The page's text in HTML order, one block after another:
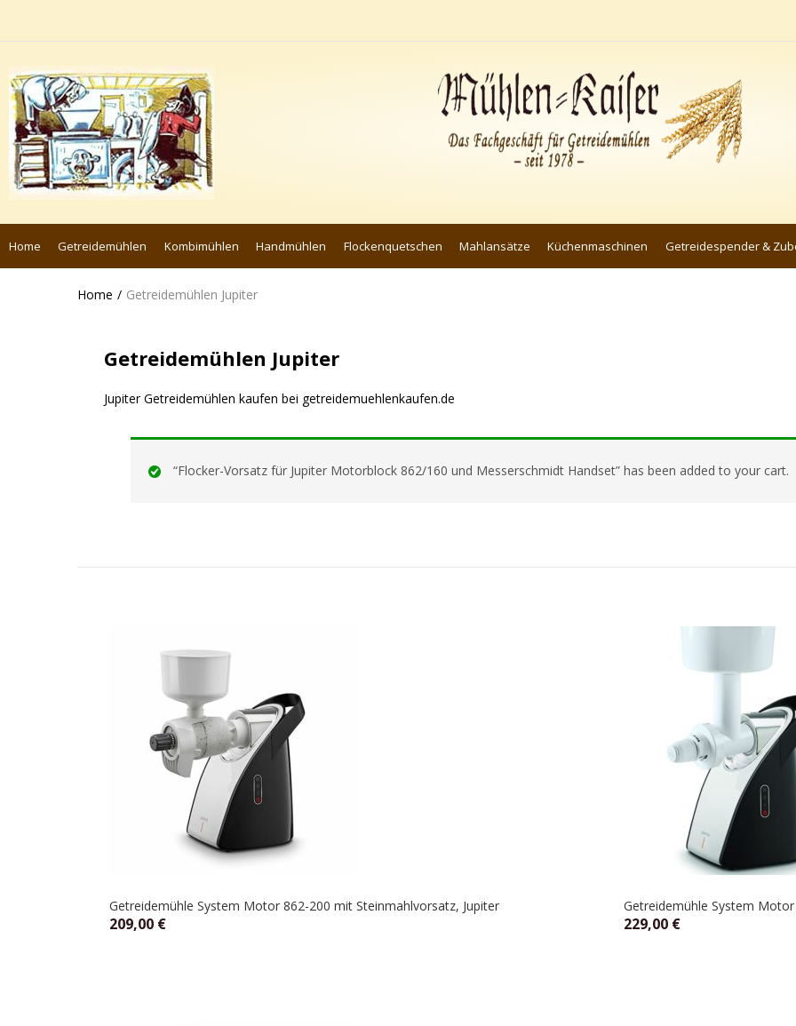
Home Getreidemühlen Kombimühlen Handmühlen Flockenquetschen Mahlansätze Küchenmaschinen Getreidespender &
Home Getreidemühlen Jupiter
Getreidemühlen Jupiter
Jupiter Getreidemühlen kaufen bei getreidemuehlenkaufen.de
“Flocker-Vorsatz für Jupiter Motorblock 862/160 und Messerschmidt Handset” has been added to your cart.
Getreidemühle System Motor 862-200 mit Steinmahlvorsatz, Jupiter
209,00 €
Getreidemühle System
229,00 €